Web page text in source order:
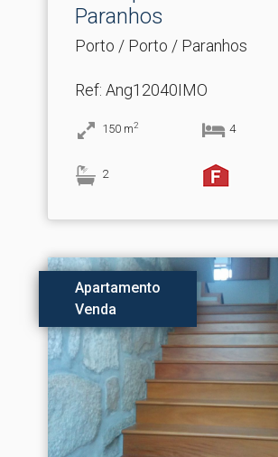
Paranhos
Porto / Porto / Paranhos
Ref: Ang12040IMO
150 m2 4
2
Apartamento
Venda